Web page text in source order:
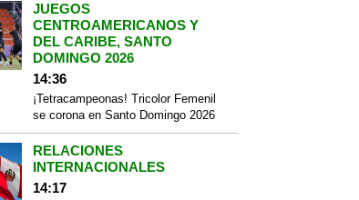
JUEGOS
CENTROAMERICANOS Y
DEL CARIBE, SANTO
DOMINGO 2026
14:36
¡Tetracampeonas! Tricolor Femenil
se corona en Santo Domingo 2026
RELACIONES
INTERNACIONALES
14:17